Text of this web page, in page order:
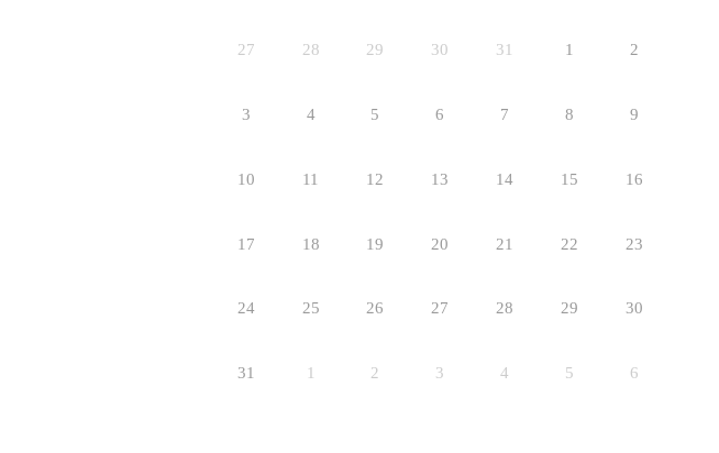
27 28 29 30 31 1 2
3 4 5 6 7 8 9
10 11 12 13 14 15 16
17 18 19 20 21 22 23
24 25 26 27 28 29 30
31 1 2 3 4 5 6